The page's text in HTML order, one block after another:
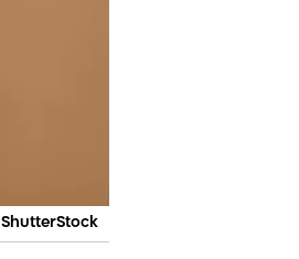
ShutterStock